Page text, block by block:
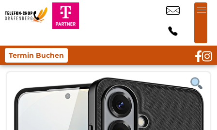
Termin Buchen